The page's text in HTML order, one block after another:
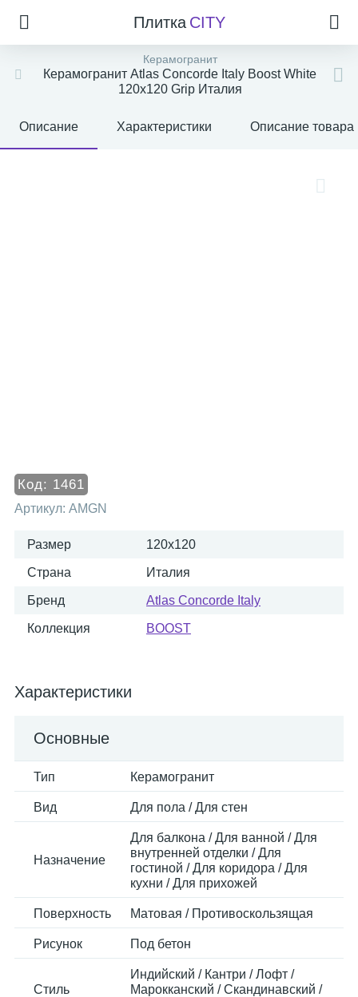
Плитка CITY
Керамогранит
Керамогранит Atlas Concorde Italy Boost White
120x120 Grip Италия
Описание Характеристики Описание товара
Код: 1461
Артикул: AMGN
Размер 120x120
Страна Италия
Бренд Atlas Concorde Italy
Коллекция BOOST
Характеристики
Основные
Тип Керамогранит
Вид Для пола / Для стен
Назначение
Для балкона / Для ванной / Для
внутренней отделки / Для
гостиной / Для коридора / Для
кухни / Для прихожей
Поверхность Матовая / Противоскользящая
Рисунок Под бетон
Стиль
Индийский / Кантри / Лофт /
Марокканский / Скандинавский /